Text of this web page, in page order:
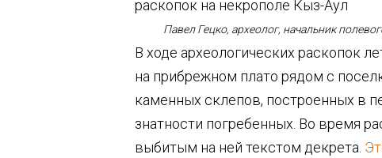
Павел Гецко, археолог, начальник
В ходе археологических раскопок
на прибрежном плато рядом с
каменных склепов, построенных в
знатности погребенных. Во время
выбитым на ней текстом декрета.